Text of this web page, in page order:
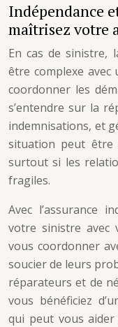
Indépendance
maîtrisez votre
En cas de sinistre,
être complexe
coordonner les
s’entendre sur la
indemnisations, et
situation peut être
surtout si les
fragiles.
Avec l’assurance
votre sinistre avec
vous coordonner
soucier de leurs
réparateurs et de
vous bénéficiez
qui peut vous